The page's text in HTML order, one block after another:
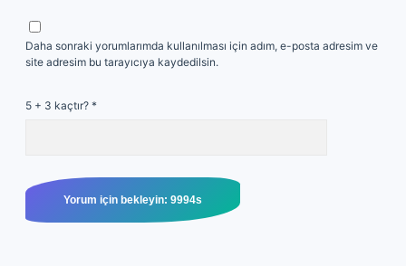
Daha sonraki yorumlarımda kullanılması için adım, e-posta adresim ve
site adresim bu tarayıcıya kaydedilsin.
5 + 3 kaçtır? *